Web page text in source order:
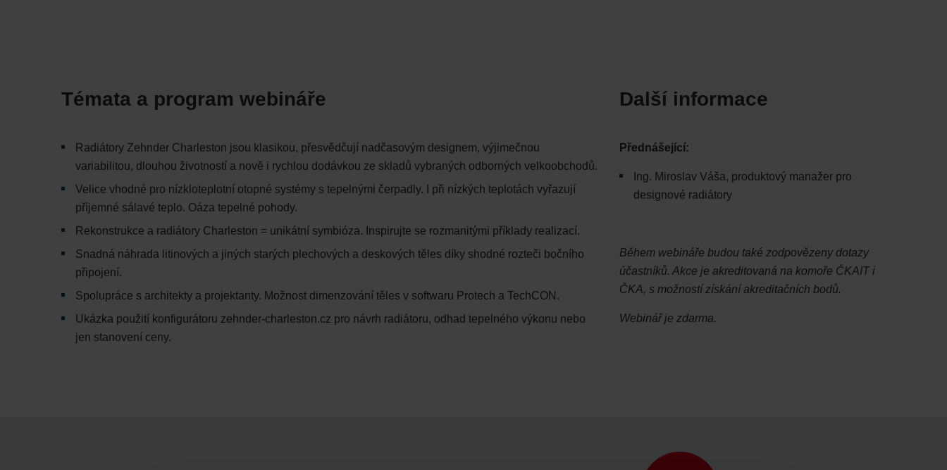
Témata a program webináře
Radiátory Zehnder Charleston jsou klasikou, přesvědčují nadčasovým designem, výjimečnou
variabilitou, dlouhou životností a nově i rychlou dodávkou ze skladů vybraných odborných velkoobchodů.
Velice vhodné pro nízkloteplotní otopné systémy s tepelnými čerpadly. I při nízkých teplotách vyřazují
příjemné sálavé teplo. Oáza tepelné pohody.
Rekonstrukce a radiátory Charleston = unikátní symbióza. Inspirujte se rozmanitými příklady realizací.
Snadná náhrada litinových a jiných starých plechových a deskových těles díky shodné rozteči bočního
připojení.
Spolupráce s architekty a projektanty. Možnost dimenzování těles v softwaru Protech a TechCON.
Ukázka použití konfigurátoru zehnder-charleston.cz pro návrh radiátoru, odhad tepelného výkonu nebo
jen stanovení ceny.
Další informace
Přednášející:
Ing. Miroslav Váša, produktový manažer pro
designové radiátory
Během webináře budou také zodpovězeny dotazy
účastníků. Akce je akreditovaná na komoře ČKAIT i
ČKA, s možností získání akreditačních bodů.
Webinář je zdarma.